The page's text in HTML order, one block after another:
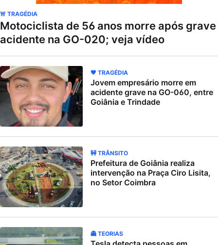
🚨 TRAGÉDIA
Motociclista de 56 anos morre após grave
acidente na GO-020; veja vídeo
🖤 TRAGÉDIA
Jovem empresário morre em
acidente grave na GO-060, entre
Goiânia e Trindade
🚧 TRÂNSITO
Prefeitura de Goiânia realiza
intervenção na Praça Ciro Lisita,
no Setor Coimbra
👻 TEORIAS